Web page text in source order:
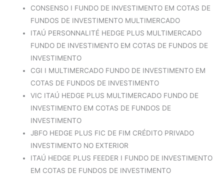
CONSENSO I FUNDO DE INVESTIMENTO EM COTAS DE
FUNDOS DE INVESTIMENTO MULTIMERCADO
ITAÚ PERSONNALITÉ HEDGE PLUS MULTIMERCADO
FUNDO DE INVESTIMENTO EM COTAS DE FUNDOS DE
INVESTIMENTO
CGI I MULTIMERCADO FUNDO DE INVESTIMENTO EM
COTAS DE FUNDOS DE INVESTIMENTO
VIC ITAÚ HEDGE PLUS MULTIMERCADO FUNDO DE
INVESTIMENTO EM COTAS DE FUNDOS DE
INVESTIMENTO
JBFO HEDGE PLUS FIC DE FIM CRÉDITO PRIVADO
INVESTIMENTO NO EXTERIOR
ITAÚ HEDGE PLUS FEEDER I FUNDO DE INVESTIMENTO
EM COTAS DE FUNDOS DE INVESTIMENTO